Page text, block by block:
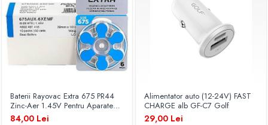
Baterii Rayovac Extra 675 PR44
Zinc-Aer 1.45V Pentru Aparate
Auditive Set 60 Baterii
84,00 Lei
Alimentator auto (12-24V) FAST
CHARGE alb GF-C7 Golf
29,00 Lei